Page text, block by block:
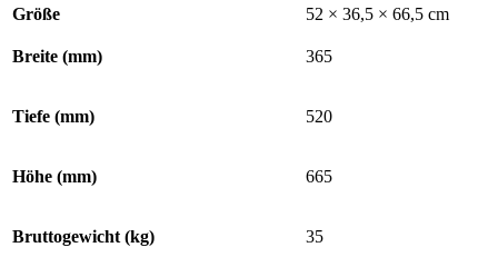
Größe
52 × 36,5 × 66,5 cm
Breite (mm) 365
Tiefe (mm) 520
Höhe (mm) 665
Bruttogewicht (kg) 35